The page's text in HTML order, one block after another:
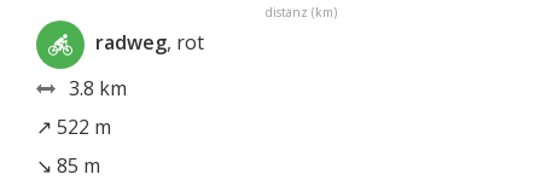
distanz (km)
radweg, rot
3.8 km
↗ 522 m
↘ 85 m